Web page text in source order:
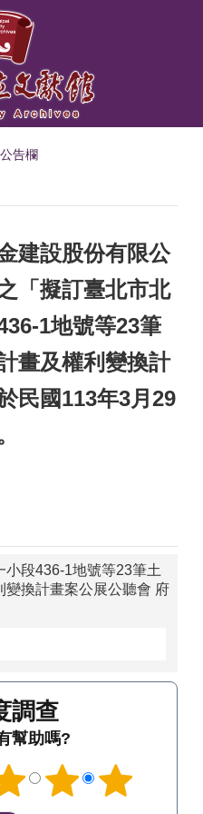
告欄
建設股份有限公
「擬訂臺北市北
1地號等23筆
畫及權利變換計
民國113年3月29
段436-1地號等23筆土
換計畫案公展公聽會 府
調查
幫助嗎?